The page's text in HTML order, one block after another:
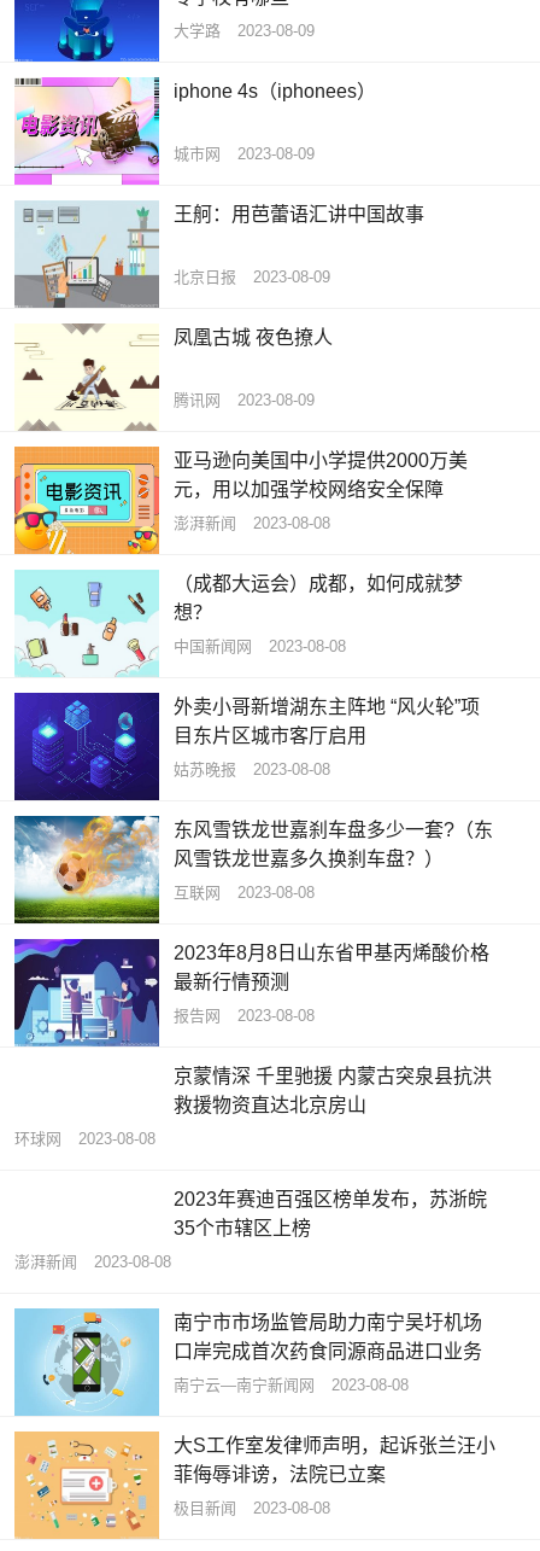
大学路 2023-08-09
iphone 4s（iphonees）
城市网 2023-08-09
王舸：用芭蕾语汇讲中国故事
北京日报 2023-08-09
凤凰古城 夜色撩人
腾讯网 2023-08-09
亚马逊向美国中小学提供2000万美
元，用以加强学校网络安全保障
澎湃新闻 2023-08-08
（成都大运会）成都，如何成就梦
想？
中国新闻网 2023-08-08
外卖小哥新增湖东主阵地 “风火轮”项
目东片区城市客厅启用
姑苏晚报 2023-08-08
东风雪铁龙世嘉刹车盘多少一套?（东
风雪铁龙世嘉多久换刹车盘？）
互联网 2023-08-08
2023年8月8日山东省甲基丙烯酸价格
最新行情预测
报告网 2023-08-08
京蒙情深 千里驰援 内蒙古突泉县抗洪
救援物资直达北京房山
环球网 2023-08-08
2023年赛迪百强区榜单发布，苏浙皖
35个市辖区上榜
澎湃新闻 2023-08-08
南宁市市场监管局助力南宁吴圩机场
口岸完成首次药食同源商品进口业务
南宁云—南宁新闻网 2023-08-08
大S工作室发律师声明，起诉张兰汪小
菲侮辱诽谤，法院已立案
极目新闻 2023-08-08